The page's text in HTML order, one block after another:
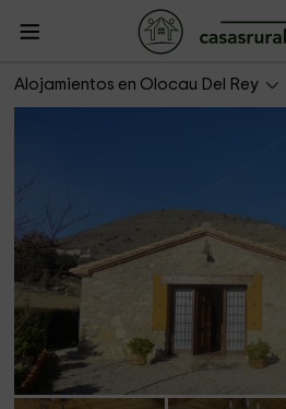
Alojamientos en Olocau Del Rey